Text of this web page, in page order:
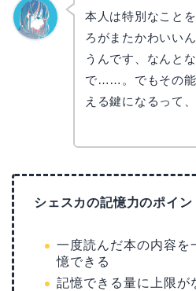
本人は特別なこと
ろがまたかわいい
うんです、なんと
で……。でもその能
える鍵になるって
シェスカの記憶力のポイン
一度読んだ本の内容を
憶できる
記憶できる量に上限が